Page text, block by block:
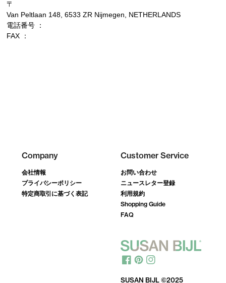
〒
Van Peltlaan 148, 6533 ZR Nijmegen, NETHERLANDS
電話番号 ：
FAX ：
Company
会社情報
プライバシーポリシー
特定商取引に基づく表記
Customer Service
お問い合わせ
ニュースレター登録
利用規約
Shopping Guide
FAQ
SUSAN BIJL ©2025